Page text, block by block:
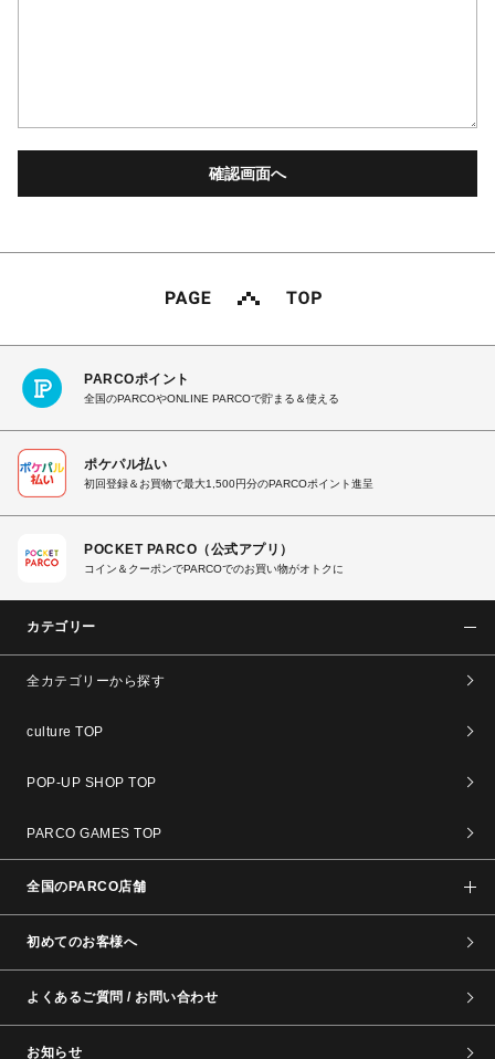
PARCOポイント
全国のPARCOやONLINE PARCOで貯まる＆使える
ポケパル払い
初回登録＆お買物で最大1,500円分のPARCOポイント進呈
POCKET PARCO（公式アプリ）
コイン＆クーポンでPARCOでのお買い物がオトクに
カテゴリー
全カテゴリーから探す
culture TOP
POP-UP SHOP TOP
PARCO GAMES TOP
全国のPARCO店舗
初めてのお客様へ
よくあるご質問 / お問い合わせ
お知らせ